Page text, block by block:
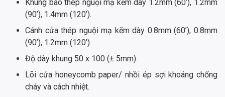
Khung bao thép nguội mạ kẽm dày 1.2mm (60’), 1.2mm
(90’), 1.4mm (120’).
Cánh cửa thép nguội mạ kẽm dày 0.8mm (60’), 0.8mm
(90’), 1.2mm (120’).
Độ dày khung 50 x 100 (± 5mm).
Lõi cửa honeycomb paper/ nhồi ép sợi khoáng chống
cháy và cách nhiệt.